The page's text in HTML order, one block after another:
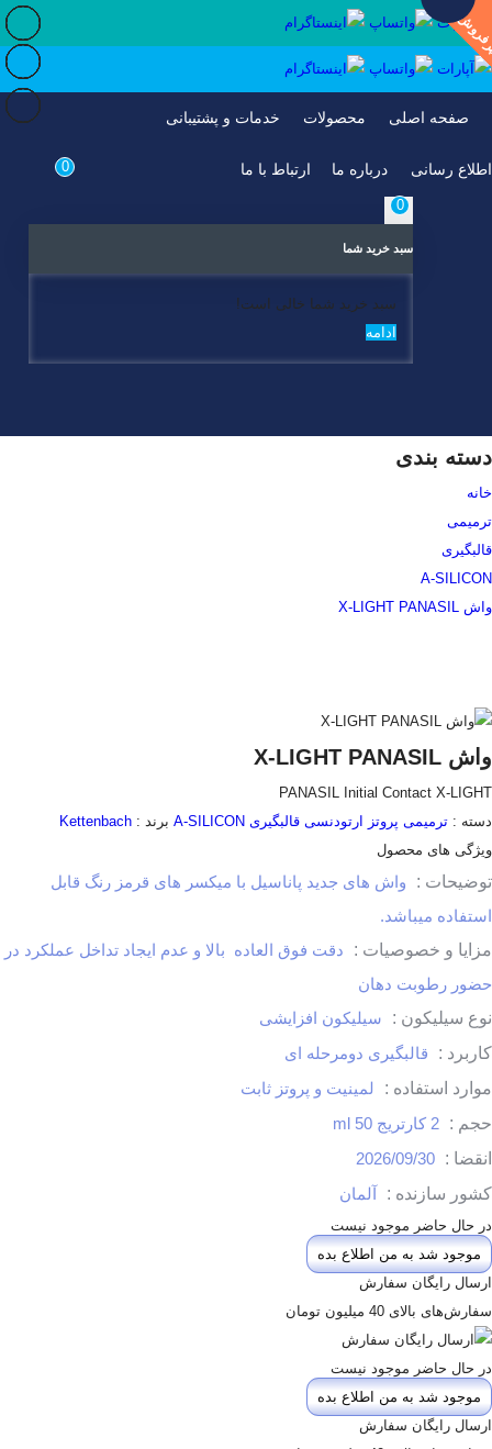
صفحه اصلی محصولات خدمات و پشتیبانی
اطلاع رسانی درباره ما ارتباط با ما 0
0
سبد خرید شما
سبد خرید شما خالی است!
ادامه
دسته بندی
خانه
ترمیمی
قالبگیری
A-SILICON
واش X-LIGHT PANASIL
واش X-LIGHT PANASIL
PANASIL Initial Contact X-LIGHT
دسته : ترمیمی پروتز ارتودنسی قالبگیری A-SILICON برند : Kettenbach
ویژگی های محصول
توضیحات :
واش های جدید پاناسیل با میکسر های قرمز رنگ قابل
استفاده میباشد.
مزایا و خصوصیات :
دقت فوق العاده بالا و عدم ایجاد تداخل عملکرد در
حضور رطوبت دهان
نوع سیلیکون :
سیلیکون افزایشی
کاربرد :
قالبگیری دومرحله ای
موارد استفاده :
لمینیت و پروتز ثابت
حجم : 2 کارتریج 50 ml
انقضا : 2026/09/30
کشور سازنده :
آلمان
در حال حاضر موجود نیست
موجود شد به من اطلاع بده
ارسال رایگان سفارش
سفارش‌های بالای 40 میلیون تومان
در حال حاضر موجود نیست
موجود شد به من اطلاع بده
ارسال رایگان سفارش
ترین
ترین
ترین
ترین
ترین
جدیدترین
ترین